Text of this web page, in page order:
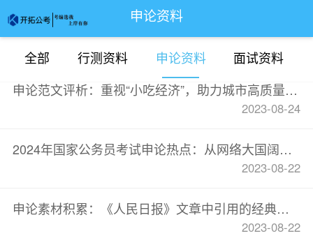
申论资料
全部 行测资料 申论资料
面试资料
申论范文评析：重视“小吃经济”，助力城市高质量发展
2023-08-24
2024年国家公务员考试申论热点：从网络大国阔步迈向网络强国
2023-08-22
申论素材积累：《人民日报》文章中引用的经典妙喻
2023-08-22